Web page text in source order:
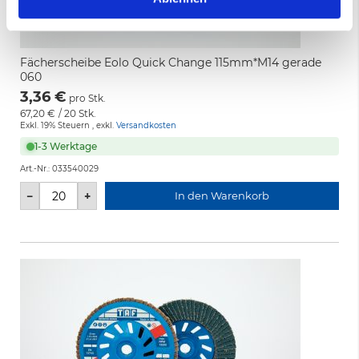
Fächerscheibe Eolo Quick Change 115mm*M14 gerade
060
3,36 € pro Stk.
67,20 € / 20 Stk.
Exkl. 19% Steuern , exkl. Versandkosten
1-3 Werktage
Art.-Nr.: 033540029
− + In den Warenkorb